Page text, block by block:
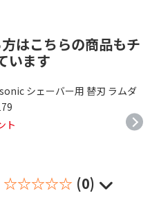
はこちらの商品もチ
います
シェーバー用 替刃 ラムダ
ト
☆☆☆☆☆ (0)